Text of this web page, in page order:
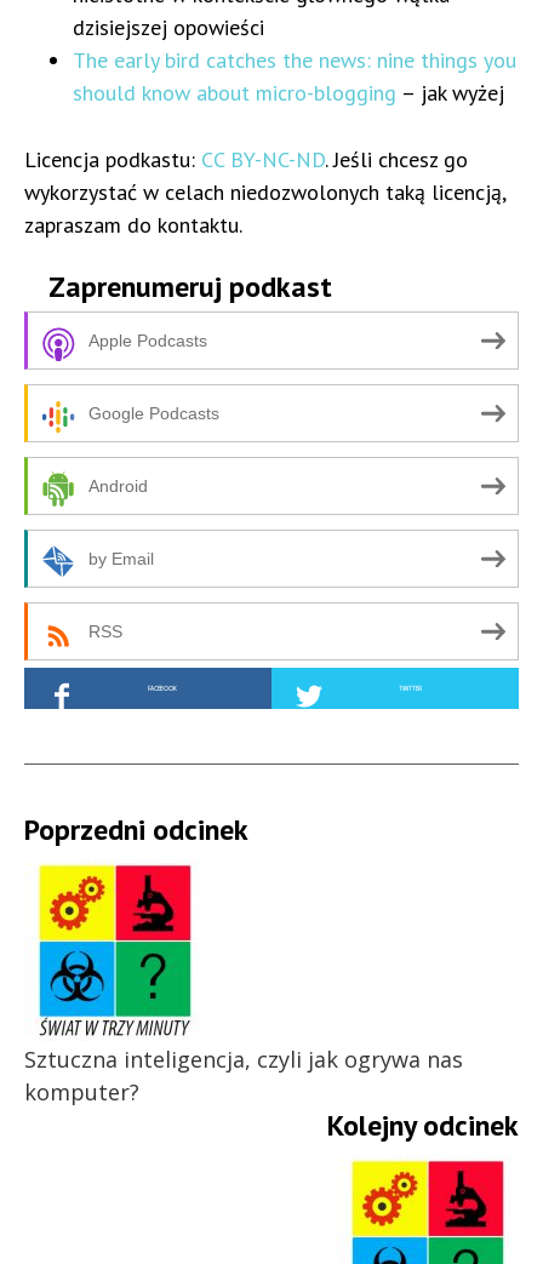
dzisiejszej opowieści
The early bird catches the news: nine things you
should know about micro-blogging – jak wyżej
Licencja podkastu: CC BY-NC-ND. Jeśli chcesz go
wykorzystać w celach niedozwolonych taką licencją,
zapraszam do kontaktu.
Zaprenumeruj podkast
Apple Podcasts
Google Podcasts
Android
by Email
RSS
FACEBOOK TWITTER
Poprzedni odcinek
Sztuczna inteligencja, czyli jak ogrywa nas
komputer?
Kolejny odcinek